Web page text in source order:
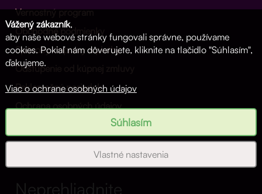
Vernostný program
Obchodné podmienky
Spôsoby dopravy a platby
Odstúpenie od kúpnej zmluvy
Reklamačný poriadok
Ochrana osobných údajov
Neprehliadnite
Vážený zákazník,
aby naše webové stránky fungovali správne, používame
cookies. Pokiaľ nám dôverujete, kliknite na tlačidlo "Súhlasím",
ďakujeme.
Viac o ochrane osobných údajov
Súhlasím
Vlastné nastavenia